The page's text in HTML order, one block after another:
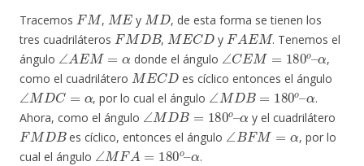
Tracemos
FM
,
ME
y
MD
, de esta forma se tienen los
tres cuadriláteros
FM DB
,
MECD
y
FAEM
. Tenemos el
ángulo
∠AEM=α
donde el ángulo
∠ CEM=180o–α
,
como el cuadrilátero
MECD
es cíclico entonces el ángulo
∠MDC=α
, por lo cual el ángulo
∠MDB=180o–α
.
Ahora, como el ángulo
∠MDB=180o–α
y el cuadrilátero
FMDB
es cíclico, entonces el ángulo
∠BFM=α
, por lo
cual el ángulo
∠MFA=180o– α
.